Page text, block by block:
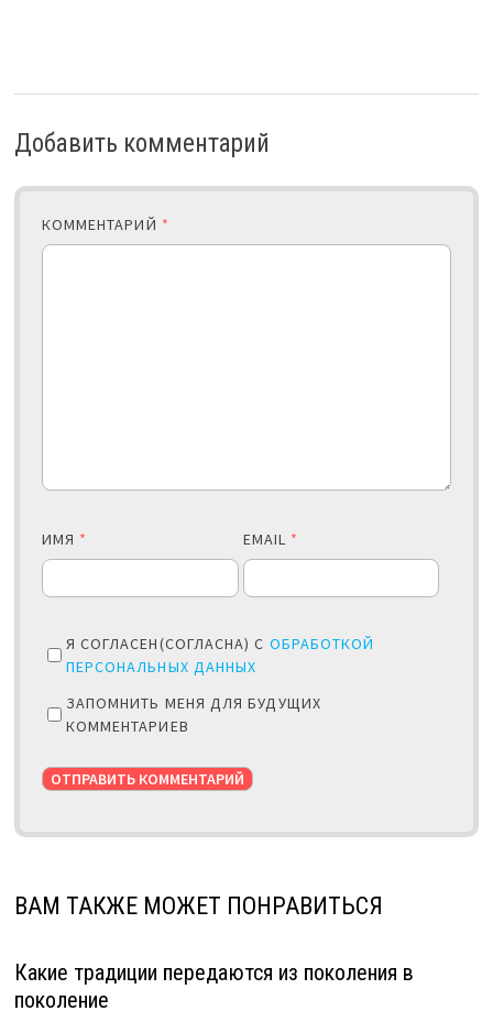
Добавить комментарий
КОММЕНТАРИЙ *
ИМЯ * EMAIL *
Я СОГЛАСЕН(СОГЛАСНА) С ОБРАБОТКОЙ
ПЕРСОНАЛЬНЫХ ДАННЫХ
ЗАПОМНИТЬ МЕНЯ ДЛЯ БУДУЩИХ
КОММЕНТАРИЕВ
ВАМ ТАКЖЕ МОЖЕТ ПОНРАВИТЬСЯ
Какие традиции передаются из поколения в
поколение